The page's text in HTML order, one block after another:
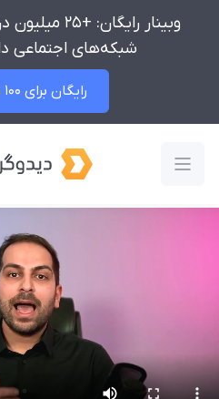
وبینار
شبکه‌های اجتماعی
رایگان برای 100 نفر اول